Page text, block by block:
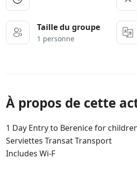
Taille du groupe
1 personne
À propos de cette
1 Day Entry to Berenice for
Serviettes Transat Transport
Includes Wi-F